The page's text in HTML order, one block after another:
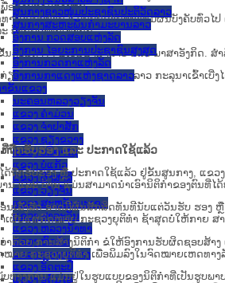
ສູນກາງຊາວໜຸ່ມປະຊາຊົນປະຕິວັດລາວ
ສູນກາງສະຫະພັນກຳມະບານລາວ
ອົງການ ກວດສອບແຫ່ງລັດ
ອົງການ ໄອຍະການປະຊາຊົນສູງສຸດ
ອົງການກວດກາແຫ່ງລັດ
ອົງການກາແດງແຫ່ງຊາດລາວ
ຂັ້ນແຂວງ
ນະ​ຄອນ​ຫລວງວຽງຈັນ
ແຂວງ ຄໍາມ່ວນ
ແຂວງ ຈໍາປາສັກ
ແຂວງ ຊຽງຂວາງ
ແຂວງ ບໍລິຄໍາໄຊ
ແຂວງ ບໍ່ແກ້ວ
ແຂວງ ຜົ້ງສາລີ
ແຂວງ ວຽງຈັນ
ແຂວງ ສະຫວັນນະເຂດ
ແຂວງ ສາລະວັນ
ແຂວງ ຫລວງນໍ້າທາ
ແຂວງ ຫົວພັນ
ແຂວງ ຫຼວງພະບາງ
ແຂວງ ອັດຕະປື
ແຂວງ ອຸດົມໄຊ
ອທາບທາມຄໍາເຫັນ.
າງ​ລັດ​ຖະ​ການ ​ແມ່ນ​ບັນ​ດາ​ນິ​ຕິ​ກຳ​ທີ່​ມີ​ຜົນ​ບັງ​ຄັບ​ທົ່ວ​ໄ
ບ້ານ​ຂອງ​ຕົນ​ເທົ່າ​ນັ້ນ.
ຕອນຕ່າງໆ ມີເປັນພາສາລາວ ແລະ ພາສາອັງກິດ.
ຽວກັບ ລະບົບນິຕິກຳຂອງ ສປປ ລາວ ກະລຸນາເຂົ້າເບີ່ງ
ຖືກ​ຮັບ​ຮອງ ແລະ ປະກາດໃຊ້ແລ້ວ
ຖືກ​ຮັບ​ຮອງ ຫຼື ປະກາດໃຊ້ແລ້ວ ຢູ່ຂັ້ນ​ສູນ​ກາງ, ແຂ
ນ ແລະ ບ້ານ ແມ່ນສາມາດນຳເອົານິຕິກຳຂອງຕົນທີ່
ເລັ່ງລັດ ອາດມີຜົນສັກສິດທັນທີນັບແຕ່ວັນຮັບ ຮອງ
ເຜີຍແຜ່ກົດໝາຍ ກະຊວງຍຸຕິທໍາ ຊ້າສຸດບໍ່ໃຫ້ກາຍ ສ
ວຍ​ ການ​ສ້າງ​ນິ​ຕິ​ກຳ ຂໍໃຫ້ອົງ​ການ​ຮັບ​ຜິດ​ຊອບ​ສ້າ
າຍ ກະຊວງຍຸຕິທໍາ ເພື່ອພິມລົງໃນຈົດໝາຍເຫດທາ
າງການ ແມ່ນຢູ່ໃນຮູບແບບຂອງນິຕິກໍາທີ່ເປັນຮູບພາບ